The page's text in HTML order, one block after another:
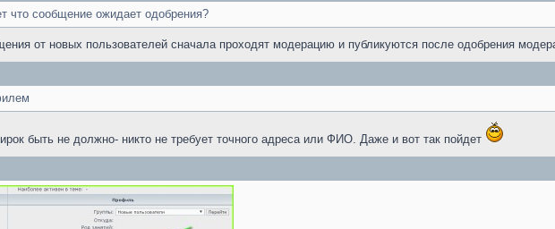
что сообщение ожидает одобрения?
от новых пользователей сначала проходят модерацию и публикуются после одобрения
быть не должно- никто не требует точного адреса или ФИО. Даже и вот так пойдет